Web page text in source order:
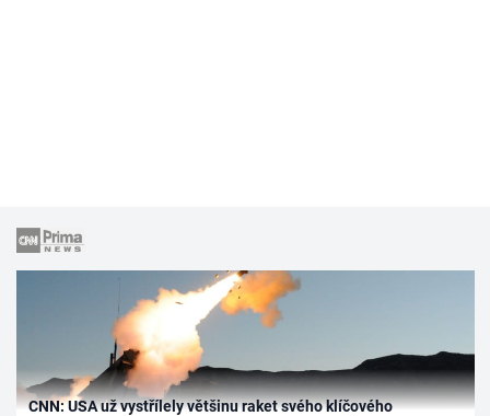
CNN: USA už vystřílely většinu raket svého klíčového